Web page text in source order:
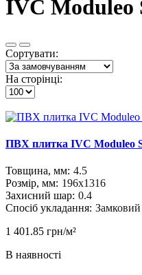
IVC Moduleo
Сортувати:
На сторінці:
ПВХ плитка IVC Moduleo
Товщина, мм: 4.5
Розмір, мм: 196x1316
Захисний шар: 0.4
Спосіб укладання: Замковий
1 401.85 грн/м²
В наявності